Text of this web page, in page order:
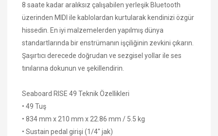
8 saate kadar aralıksız çalışabilen yerleşik Bluetooth
üzerinden MIDI ile kablolardan kurtularak kendinizi özgür
hissedin. En iyi malzemelerden yapılmış dünya
standartlarında bir enstrümanın işçiliğinin zevkini çıkarın.
Şaşırtıcı derecede doğrudan ve sezgisel yollar ile ses
tınılarına dokunun ve şekillendirin.
Seaboard RISE 49 Teknik Özellikleri
• 49 Tuş
• 834 mm x 210 mm x 22.86 mm / 5.5 kg
• Sustain pedal girişi (1/4" jak)